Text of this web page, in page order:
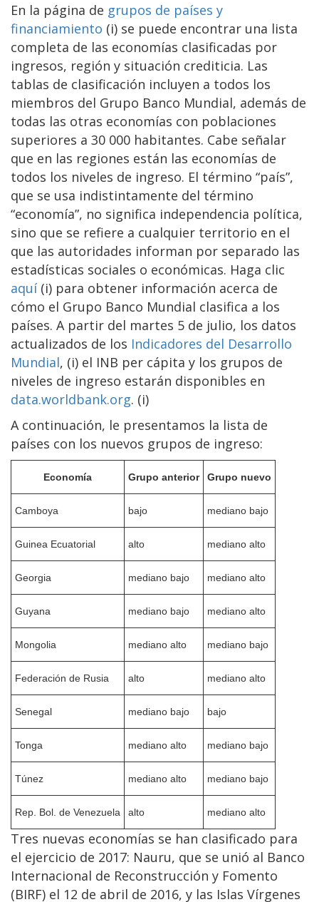
En la página de grupos de países y
financiamiento (i) se puede encontrar una lista
completa de las economías clasificadas por
ingresos, región y situación crediticia. Las
tablas de clasificación incluyen a todos los
miembros del Grupo Banco Mundial, además de
todas las otras economías con poblaciones
superiores a 30 000 habitantes. Cabe señalar
que en las regiones están las economías de
todos los niveles de ingreso. El término “país”,
que se usa indistintamente del término
“economía”, no significa independencia política,
sino que se refiere a cualquier territorio en el
que las autoridades informan por separado las
estadísticas sociales o económicas. Haga clic
aquí(i) para obtener información acerca de
cómo el Grupo Banco Mundial clasifica a los
países. A partir del martes 5 de julio, los datos
actualizados de los Indicadores del Desarrollo
Mundial, (i) el INB per cápita y los grupos de
niveles de ingreso estarán disponibles en
data.worldbank.org. (i)
A continuación, le presentamos la lista de
países con los nuevos grupos de ingreso:
Economía Grupo anterior Grupo nuevo
Camboya bajo mediano bajo
Guinea Ecuatorial alto mediano alto
Georgia mediano bajo mediano alto
Guyana mediano bajo mediano alto
Mongolia mediano alto mediano bajo
Federación de Rusia alto mediano alto
Senegal mediano bajo bajo
Tonga mediano alto mediano bajo
Túnez mediano alto mediano bajo
Rep. Bol. de Venezuela alto mediano alto
Tres nuevas economías se han clasificado para
el ejercicio de 2017: Nauru, que se unió al Banco
Internacional de Reconstrucción y Fomento
(BIRF) el 12 de abril de 2016, y las Islas Vírgenes